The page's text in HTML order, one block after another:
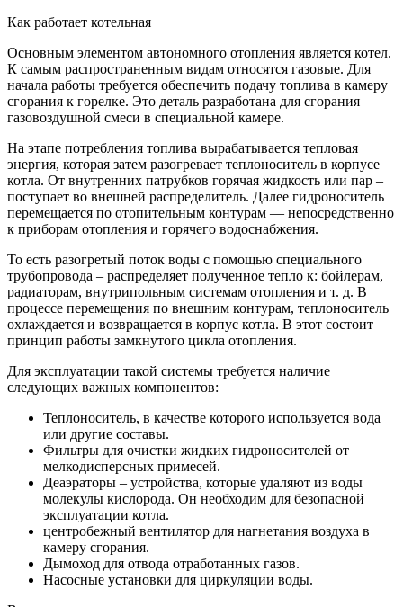
Как работает котельная
Основным элементом автономного отопления является котел.
К самым распространенным видам относятся газовые. Для
начала работы требуется обеспечить подачу топлива в камеру
сгорания к горелке. Это деталь разработана для сгорания
газовоздушной смеси в специальной камере.
На этапе потребления топлива вырабатывается тепловая
энергия, которая затем разогревает теплоноситель в корпусе
котла. От внутренних патрубков горячая жидкость или пар –
поступает во внешней распределитель. Далее гидроноситель
перемещается по отопительным контурам — непосредственно
к приборам отопления и горячего водоснабжения.
То есть разогретый поток воды с помощью специального
трубопровода – распределяет полученное тепло к: бойлерам,
радиаторам, внутрипольным системам отопления и т. д. В
процессе перемещения по внешним контурам, теплоноситель
охлаждается и возвращается в корпус котла. В этот состоит
принцип работы замкнутого цикла отопления.
Для эксплуатации такой системы требуется наличие
следующих важных компонентов:
Теплоноситель, в качестве которого используется вода
или другие составы.
Фильтры для очистки жидких гидроносителей от
мелкодисперсных примесей.
Деаэраторы – устройства, которые удаляют из воды
молекулы кислорода. Он необходим для безопасной
эксплуатации котла.
центробежный вентилятор для нагнетания воздуха в
камеру сгорания.
Дымоход для отвода отработанных газов.
Насосные установки для циркуляции воды.